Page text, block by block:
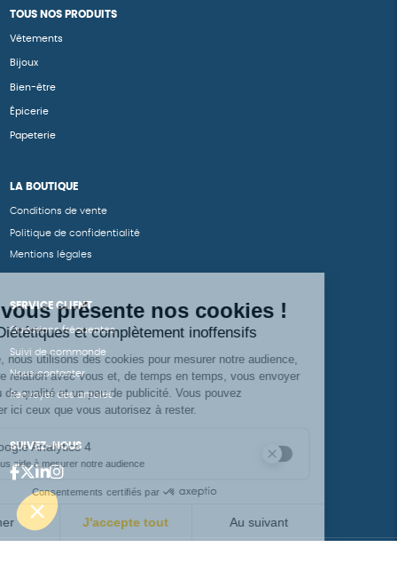
TOUS NOS PRODUITS
Vêtements
Bijoux
Bien-être
Épicerie
Papeterie
LA BOUTIQUE
Conditions de vente
Politique de confidentialité
Mentions légales
SERVICE CLIENT
Questions fréquentes
Suivi de commande
Nous contacter
Renvoyer des articles
SUIVEZ-NOUS